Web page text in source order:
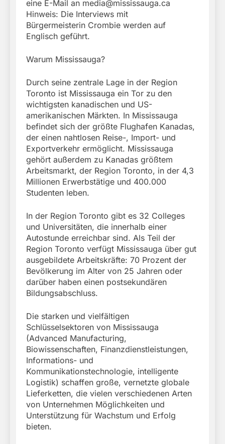
eine E-Mail an media@mississauga.ca
Hinweis: Die Interviews mit
Bürgermeisterin Crombie werden auf
Englisch geführt.
Warum Mississauga?
Durch seine zentrale Lage in der Region
Toronto ist Mississauga ein Tor zu den
wichtigsten kanadischen und US-
amerikanischen Märkten. In Mississauga
befindet sich der größte Flughafen Kanadas,
der einen nahtlosen Reise-, Import- und
Exportverkehr ermöglicht. Mississauga
gehört außerdem zu Kanadas größtem
Arbeitsmarkt, der Region Toronto, in der 4,3
Millionen Erwerbstätige und 400.000
Studenten leben.
In der Region Toronto gibt es 32 Colleges
und Universitäten, die innerhalb einer
Autostunde erreichbar sind. Als Teil der
Region Toronto verfügt Mississauga über gut
ausgebildete Arbeitskräfte: 70 Prozent der
Bevölkerung im Alter von 25 Jahren oder
darüber haben einen postsekundären
Bildungsabschluss.
Die starken und vielfältigen
Schlüsselsektoren von Mississauga
(Advanced Manufacturing,
Biowissenschaften, Finanzdienstleistungen,
Informations- und
Kommunikationstechnologie, intelligente
Logistik) schaffen große, vernetzte globale
Lieferketten, die vielen verschiedenen Arten
von Unternehmen Möglichkeiten und
Unterstützung für Wachstum und Erfolg
bieten.